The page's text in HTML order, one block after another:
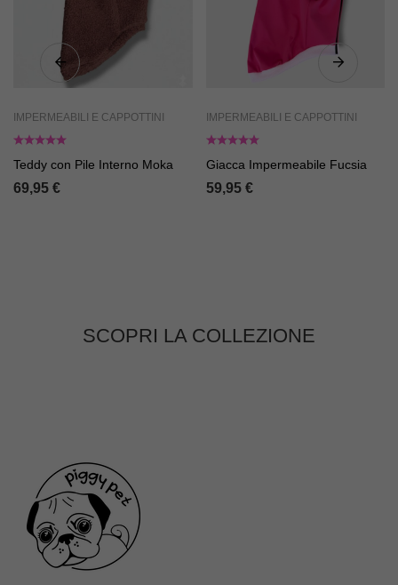
IMPERMEABILI E CAPPOTTINI
Teddy con Pile Interno Moka
69,95 €
IMPERMEABILI E CAPPOTTINI
Giacca Impermeabile Fucsia
59,95 €
SCOPRI LA COLLEZIONE